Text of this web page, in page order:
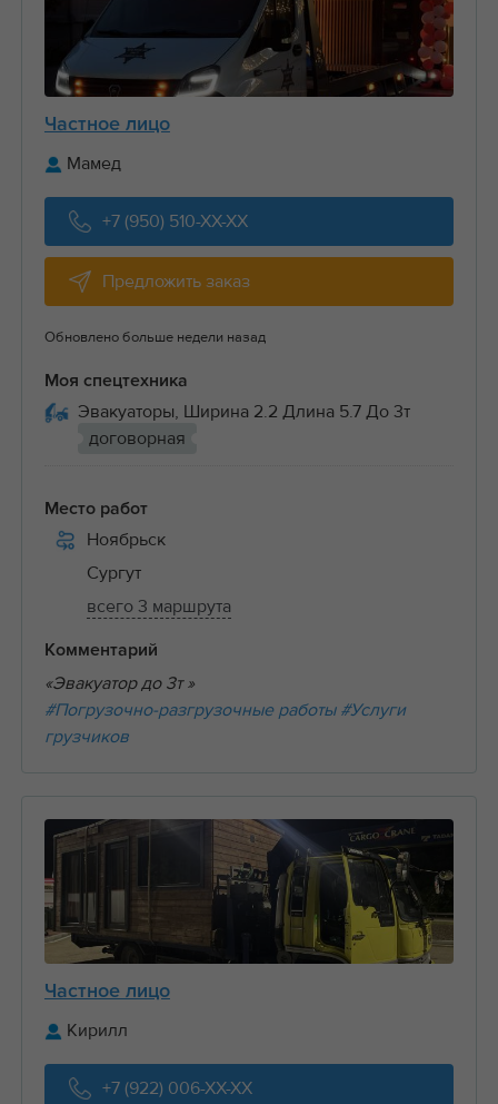
Частное лицо
Мамед
+7 (950) 510-XX-XX
Предложить заказ
Обновлено больше недели назад
Моя спецтехника
Эвакуаторы, Ширина 2.2 Длина 5.7 До 3т
договорная
Место работ
Ноябрьск
Сургут
всего 3 маршрута
Комментарий
«Эвакуатор до 3т »
#Погрузочно-разгрузочные работы #Услуги
грузчиков
Частное лицо
Кирилл
+7 (922) 006-XX-XX